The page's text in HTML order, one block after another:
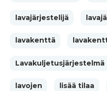
lavajärjestelijä
lavakenttä
Lavakuljetusjärjestelmä
lavojen lisää tilaa